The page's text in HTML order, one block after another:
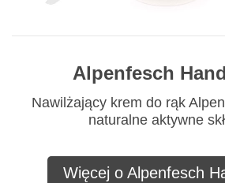
Alpenfesch
Nawilżający krem do rąk
naturalne aktywne
Więcej o Alpenfesch